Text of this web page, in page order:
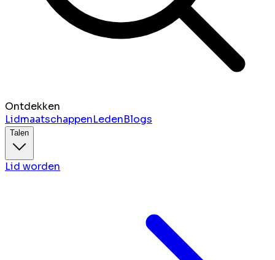
Ontdekken
LidmaatschappenLedenBlogs
Talen
Lid worden